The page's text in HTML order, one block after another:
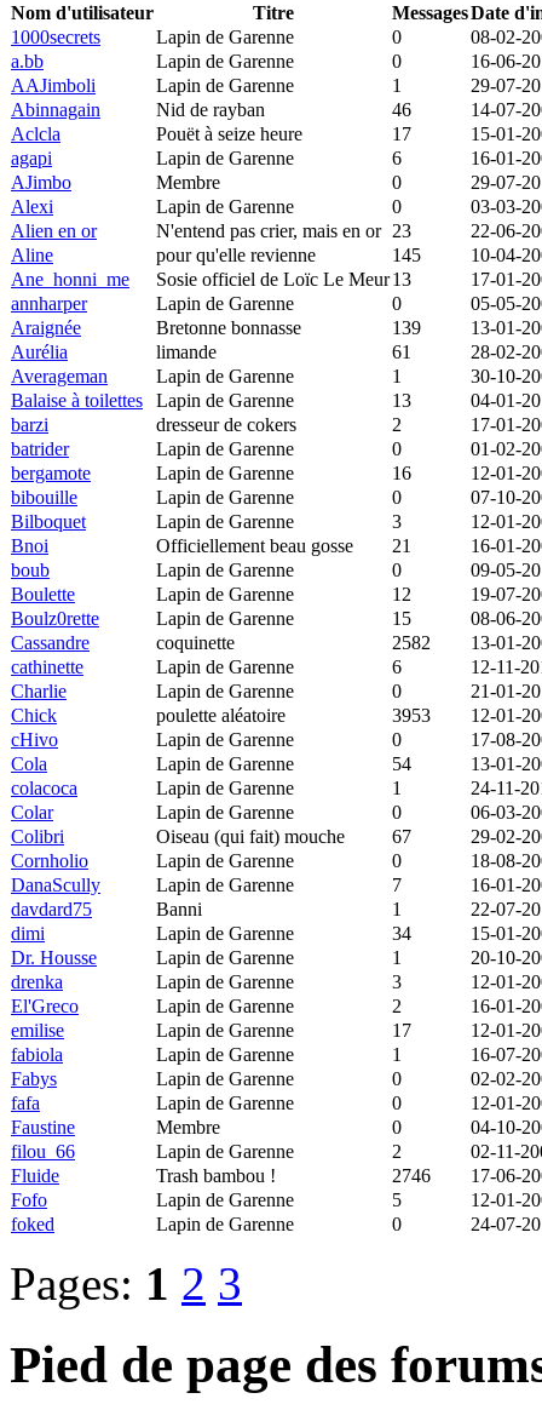
Nom d'utilisateur Titre MessagesDate
1000secrets
Lapin de Garenne 0
08-02-
a.bb
Lapin de Garenne 0
16-06-
AAJimboli
Lapin de Garenne 1
29-07-
Abinnagain
Nid de rayban 46
14-07-
Aclcla
Pouët à seize heure 17
15-01-
agapi
Lapin de Garenne 6
16-01-
AJimbo
Membre 0
29-07-
Alexi
Lapin de Garenne 0
03-03-
Alien en or
N'entend pas crier, mais en or 23
22-06-
Aline
pour qu'elle revienne 145
10-04-
Ane_honni_me
Sosie officiel de Loïc Le Meur13
17-01-
annharper
Lapin de Garenne 0
05-05-
Araignée
Bretonne bonnasse 139
13-01-
Aurélia
limande 61
28-02-
Averageman
Lapin de Garenne 1
30-10-
Balaise à toilettes
Lapin de Garenne 13
04-01-
barzi
dresseur de cokers 2
17-01-
batrider
Lapin de Garenne 0
01-02-
bergamote
Lapin de Garenne 16
12-01-
bibouille
Lapin de Garenne 0
07-10-
Bilboquet
Lapin de Garenne 3
12-01-
Bnoi
Officiellement beau gosse 21
16-01-
boub
Lapin de Garenne 0
09-05-
Boulette
Lapin de Garenne 12
19-07-
Boulz0rette
Lapin de Garenne 15
08-06-
Cassandre
coquinette 2582
13-01-
cathinette
Lapin de Garenne 6
12-11-
Charlie
Lapin de Garenne 0
21-01-
Chick
poulette aléatoire 3953
12-01-
cHivo
Lapin de Garenne 0
17-08-
Cola
Lapin de Garenne 54
13-01-
colacoca
Lapin de Garenne 1
24-11-
Colar
Lapin de Garenne 0
06-03-
Colibri
Oiseau (qui fait) mouche 67
29-02-
Cornholio
Lapin de Garenne 0
18-08-
DanaScully
Lapin de Garenne 7
16-01-
davdard75
Banni 1
22-07-
dimi
Lapin de Garenne 34
15-01-
Dr. Housse
Lapin de Garenne 1
20-10-
drenka
Lapin de Garenne 3
12-01-
El'Greco
Lapin de Garenne 2
16-01-
emilise
Lapin de Garenne 17
12-01-
fabiola
Lapin de Garenne 1
16-07-
Fabys
Lapin de Garenne 0
02-02-
fafa
Lapin de Garenne 0
12-01-
Faustine
Membre 0
04-10-
filou_66
Lapin de Garenne 2
02-11-
Fluide
Trash bambou ! 2746
17-06-
Fofo
Lapin de Garenne 5
12-01-
foked
Lapin de Garenne 0 24-07-
Pages: 1 2 3
Pied de page des